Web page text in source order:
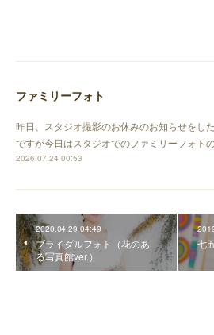
ファミリーフォト
昨日、スタジオ撮影のお休みのお知らせをし
ですが今日はスタジオでのファミリーフォト
2026.07.24 00:53
2020.04.29 04:49
ブライダルフォト（花のあ
る写真館ver.）
七